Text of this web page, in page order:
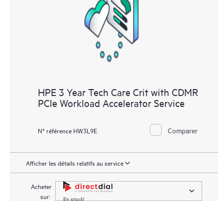
HPE 3 Year Tech Care Crit with CDMR
PCle Workload Accelerator Service
N° référence HW3L9E Comparer
Afficher les détails relatifs au service
Acheter
sur:
En stock!